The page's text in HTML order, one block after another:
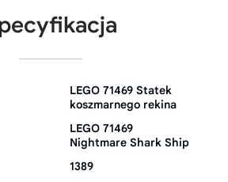
LEGO 71469 Statek
koszmarnego rekina
LEGO 71469
Nightmare Shark Ship
1389